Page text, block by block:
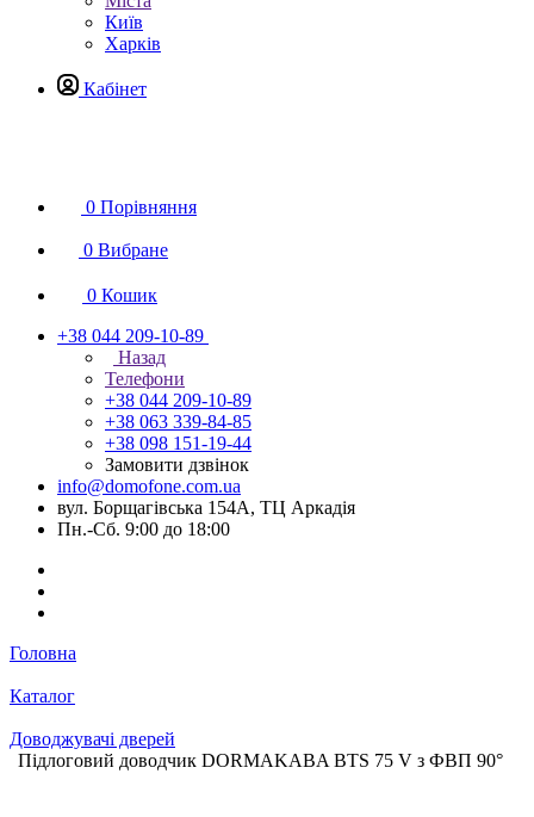
Київ
Харків
Кабінет
0 Порівняння
0 Вибране
0 Кошик
+38 044 209-10-89
Назад
Телефони
+38 044 209-10-89
+38 063 339-84-85
+38 098 151-19-44
Замовити дзвінок
info@domofone.com.ua
вул. Борщагівська 154А, ТЦ Аркадія
Пн.-Сб. 9:00 до 18:00
Головна
Каталог
Доводжувачі дверей
Підлоговий доводчик DORMAKABA BTS 75 V з ФВП 90°